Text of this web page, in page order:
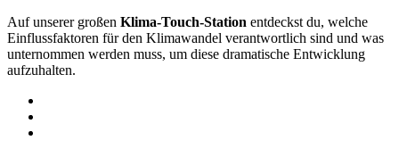
Auf unserer großen Klima-Touch-Station entdeckst du, welche
Einflussfaktoren für den Klimawandel verantwortlich sind und was
unternommen werden muss, um diese dramatische Entwicklung
aufzuhalten.